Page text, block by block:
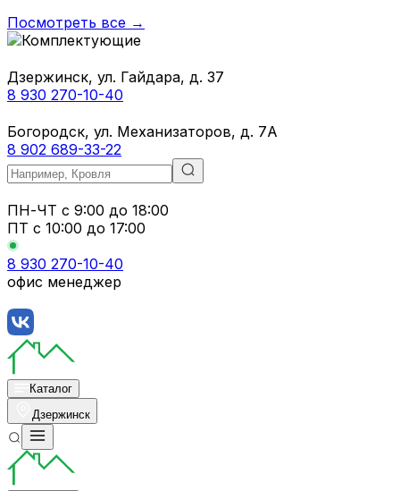
Посмотреть все →
Дзержинск, ул. Гайдара, д. 37
8 930 270-10-40
Богородск, ул. Механизаторов, д. 7А
8 902 689-33-22
ПН-ЧТ с 9:00 до 18:00
ПТ с 10:00 до 17:00
8 930 270-10-40
офис менеджер
Каталог
Дзержинск